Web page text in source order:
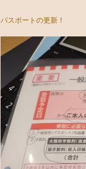
パスポートの更新！